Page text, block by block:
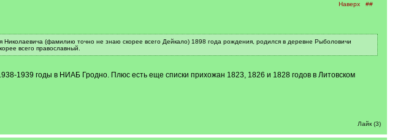
Наверх ##
(фамилию точно не знаю скорее всего Дейкало) 1898 года рождения, родился в деревне Рыболовичи
всего православный.
1939 годы в НИАБ Гродно. Плюс есть еще списки прихожан 1823, 1826 и 1828 годов в Литовском
Лайк (3)